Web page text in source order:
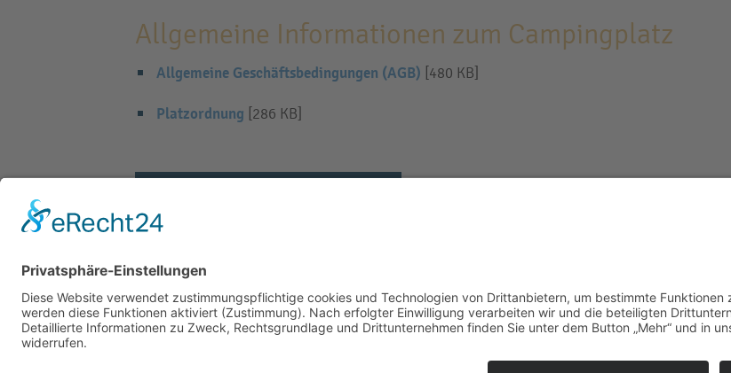
Allgemeine Informationen zum Campingplatz
Allgemeine Geschäftsbedingungen (AGB) [480 KB]
Platzordnung [286 KB]
IMPRESSUM DATENSCHUTZ RICHTLINIEN FÜR JUGENDLICHE
CAMPINGPLATZ Steller See
Täglich von 9.00 - 20.00 Uhr